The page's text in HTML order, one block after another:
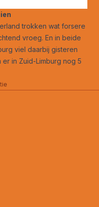
trokken wat forsere
vroeg. En in beide
viel daarbij gisteren
er in Zuid-Limburg nog 5